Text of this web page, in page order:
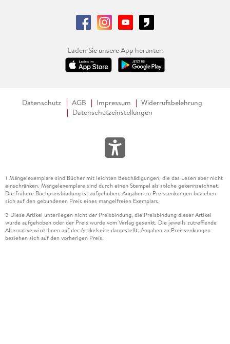
Laden Sie unsere App herunter.
Datenschutz AGB Impressum
Widerrufsbelehrung
Datenschutzeinstellungen
1 Mängelexemplare sind Bücher mit leichten Beschädigungen, die das Lesen aber nicht
einschränken. Mängelexemplare sind durch einen Stempel als solche gekennzeichnet.
Die frühere Buchpreisbindung ist aufgehoben. Angaben zu Preissenkungen beziehen
sich auf den gebundenen Preis eines mangelfreien Exemplars.
2 Diese Artikel unterliegen nicht der Preisbindung, die Preisbindung dieser Artikel
wurde aufgehoben oder der Preis wurde vom Verlag gesenkt. Die jeweils zutreffende
Alternative wird Ihnen auf der Artikelseite dargestellt. Angaben zu Preissenkungen
beziehen sich auf den vorherigen Preis.